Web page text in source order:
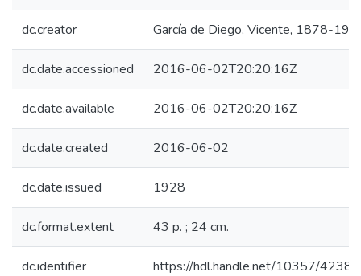
dc.creator García de Diego, Vicente, 1878-
dc.date.accessioned 2016-06-02T20:20:16Z
dc.date.available 2016-06-02T20:20:16Z
dc.date.created 2016-06-02
dc.date.issued 1928
dc.format.extent 43 p. ; 24 cm.
dc.identifier https://hdl.handle.net/10357/4238